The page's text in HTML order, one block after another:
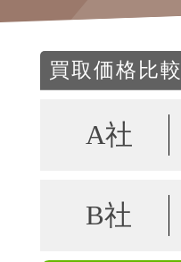
買取価格比較
A社
B社